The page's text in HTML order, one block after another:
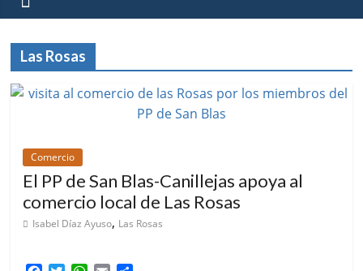
Las Rosas
Comercio
El PP de San Blas-Canillejas apoya al
comercio local de Las Rosas
Isabel Díaz Ayuso, Las Rosas